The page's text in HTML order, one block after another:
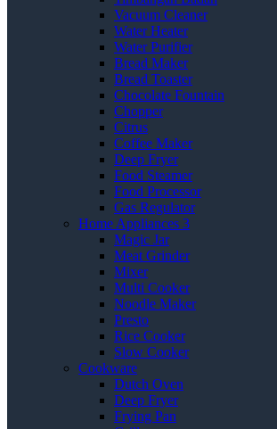
Vacuum Cleaner
Water Heater
Water Purifier
Bread Maker
Bread Toaster
Chocolate Fountain
Chopper
Citrus
Coffee Maker
Deep Fryer
Food Steamer
Food Processor
Gas Regulator
Home Appliances 3
Magic Jar
Meat Grinder
Mixer
Multi Cooker
Noodle Maker
Presto
Rice Cooker
Slow Cooker
Cookware
Dutch Oven
Deep Fryer
Frying Pan